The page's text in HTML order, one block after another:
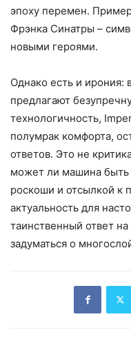
эпоху перемен.
Фрэнка Синатры –
новыми героями.
Однако есть и ирония:
предлагают
технологичность,
полумрак комфорта,
ответов. Это не
может ли машина
роскоши и отсылкой к
актуальность для
таинственный ответ
задуматься о